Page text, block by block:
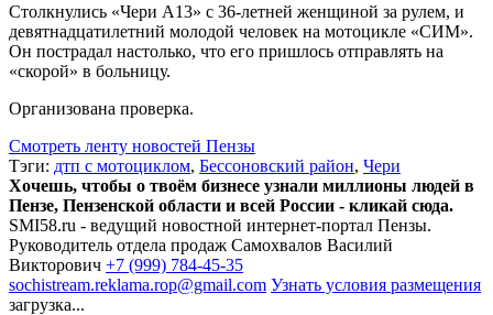
Столкнулись «Чери А13» с 36-летней женщиной за рулем, и
девятнадцатилетний молодой человек на мотоцикле «СИМ».
Он пострадал настолько, что его пришлось отправлять на
«скорой» в больницу.
Организована проверка.
Смотреть ленту новостей Пензы
Тэги: дтп с мотоциклом, Бессоновский район, Чери
Хочешь, чтобы о твоём бизнесе узнали миллионы людей в
Пензе, Пензенской области и всей России - кликай сюда.
SMI58.ru - ведущий новостной интернет-портал Пензы.
Руководитель отдела продаж Самохвалов Василий
Викторович +7 (999) 784-45-35
sochistream.reklama.rop@gmail.com Узнать условия размещения
загрузка...